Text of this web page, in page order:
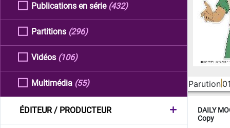
Publications en série (432)
Partitions (296)
Vidéos (106)
Multimédia (55)
ÉDITEUR / PRODUCTEUR
Parution
DAILY
Copy